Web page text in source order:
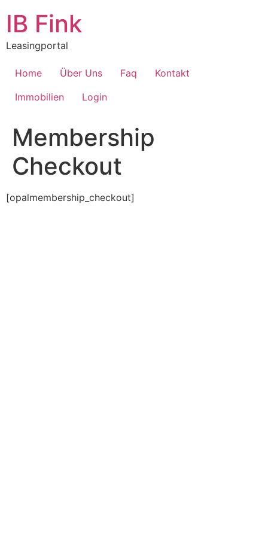
Inhalt
springen
IB Fink
Leasingportal
Home Über Uns Faq
Kontakt
Immobilien
Login
Membership
Checkout
[opalmembership_checkout]